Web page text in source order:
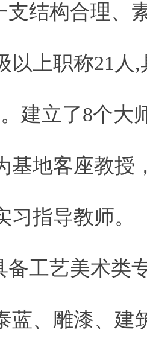
支结构合理、
以上职称21人
建立了8个大
基地客座教授
指导教师。
备工艺美术类
蓝、雕漆、建